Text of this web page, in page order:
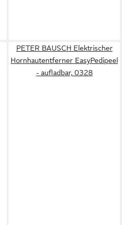
PETER BAUSCH Elektrischer
Hornhautentferner EasyPedipeel
- aufladbar, 0328